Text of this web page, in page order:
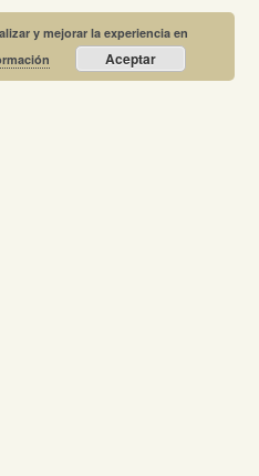
y mejorar la experiencia en
Aceptar